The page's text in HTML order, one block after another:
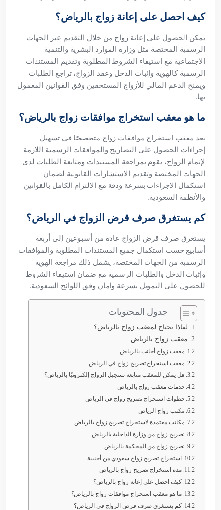
كيف احصل على إعانة زواج بالرياض؟
يمكن الحصول على إعانة زواج من خلال التقديم عبر الجهات
الرسمية المختصة مثل وزارة الموارد البشرية والتنمية
الاجتماعية مع استيفاء الشروط المطلوبة وتقديم المستندات
الرسمية كالهوية وإثبات الدخل وعقد الزواج، تراجع الطلبات
ويمنح الدعم المالي للأزواج المستحقين وفق القوانين المعمول
بها.
ما هو معقب استخراج موافقات زواج بالرياض؟
يعد معقب استخراج موافقات زواج متخصصًا في تسهيل
إجراءات الحصول على التصاريح والموافقات الرسمية اللازمة
لإتمام الزواج، يقوم بمراجعة المستندات ومتابعة الطلبات لدى
الجهات المختصة وتقديم الاستشارات القانونية لضمان
استكمال الإجراءات بسرعة ودقة مع الالتزام الكامل بالقوانين
والأنظمة السعودية.
كم يستغرق صرف قرض الزواج في الرياض؟
يستغرق صرف قرض الزواج عادة من أسبوعين إلى أربعة
أسابيع حسب استكمال جميع المستندات المطلوبة والموافقات
الرسمية من الجهات المختصة، يشمل ذلك مراجعة الهوية
وإثبات الدخل والطلبات الرسمية مع ضمان استيفاء الشروط
للحصول على التمويل بسرعة وأمان وفق اللوائح السعودية.
جدول المحتويات
لماذا تحتاج لمعقب زواج بالرياض؟
معقب زواج بالرياض
معقب زواج أجانب بالرياض
معقب استخراج تصريح زواج في الرياض
هل يمكن للمعقب متابعة تسجيل الزواج إلكترونيًا بالرياض؟
خدمات معقب زواج بالرياض
خطوات استخراج تصريح زواج في الرياض
مكتب زواج الرياض
مكاتب معتمدة لاستخراج تصريح زواج بالرياض
تصريح زواج من وزارة الداخلية بالرياض
تصريح زواج من المحكمة بالرياض
استخراج تصريح زواج سعودي من أجنبية
مدة استخراج تصريح زواج بالرياض
كيف احصل على إعانة زواج بالرياض؟
ما هو معقب استخراج موافقات زواج بالرياض؟
كم يستغرق صرف قرض الزواج في الرياض؟